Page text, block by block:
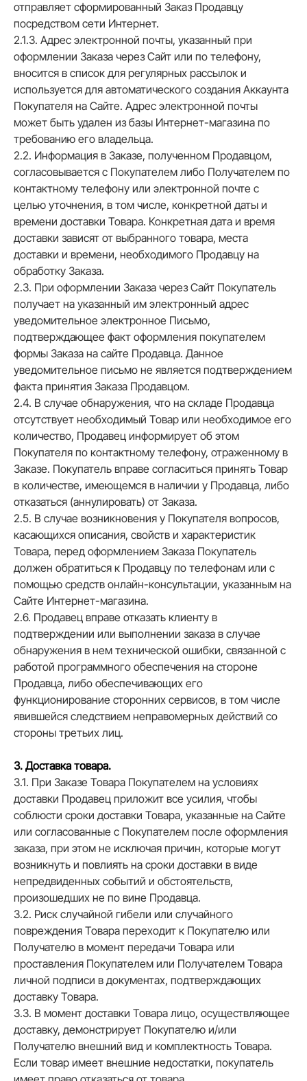
отправляет сформированный Заказ Продавцу
посредством сети Интернет.
2.1.3. Адрес электронной почты, указанный при
оформлении Заказа через Сайт или по телефону,
вносится в список для регулярных рассылок и
используется для автоматического создания Аккаунта
Покупателя на Сайте. Адрес электронной почты
может быть удален из базы Интернет-магазина по
требованию его владельца.
2.2. Информация в Заказе, полученном Продавцом,
согласовывается с Покупателем либо Получателем по
контактному телефону или электронной почте с
целью уточнения, в том числе, конкретной даты и
времени доставки Товара. Конкретная дата и время
доставки зависят от выбранного товара, места
доставки и времени, необходимого Продавцу на
обработку Заказа.
2.3. При оформлении Заказа через Сайт Покупатель
получает на указанный им электронный адрес
уведомительное электронное Письмо,
подтверждающее факт оформления покупателем
формы Заказа на сайте Продавца. Данное
уведомительное письмо не является подтверждением
факта принятия Заказа Продавцом.
2.4. В случае обнаружения, что на складе Продавца
отсутствует необходимый Товар или необходимое его
количество, Продавец информирует об этом
Покупателя по контактному телефону, отраженному в
Заказе. Покупатель вправе согласиться принять Товар
в количестве, имеющемся в наличии у Продавца, либо
отказаться (аннулировать) от Заказа.
2.5. В случае возникновения у Покупателя вопросов,
касающихся описания, свойств и характеристик
Товара, перед оформлением Заказа Покупатель
должен обратиться к Продавцу по телефонам или с
помощью средств онлайн-консультации, указанным на
Сайте Интернет-магазина.
2.6. Продавец вправе отказать клиенту в
подтверждении или выполнении заказа в случае
обнаружения в нем технической ошибки, связанной с
работой программного обеспечения на стороне
Продавца, либо обеспечивающих его
функционирование сторонних сервисов, в том числе
явившейся следствием неправомерных действий со
стороны третьих лиц.
3. Доставка товара.
3.1. При Заказе Товара Покупателем на условиях
доставки Продавец приложит все усилия, чтобы
соблюсти сроки доставки Товара, указанные на Сайте
или согласованные с Покупателем после оформления
заказа, при этом не исключая причин, которые могут
возникнуть и повлиять на сроки доставки в виде
непредвиденных событий и обстоятельств,
произошедших не по вине Продавца.
3.2. Риск случайной гибели или случайного
повреждения Товара переходит к Покупателю или
Получателю в момент передачи Товара или
проставления Покупателем или Получателем Товара
личной подписи в документах, подтверждающих
доставку Товара.
3.3. В момент доставки Товара лицо, осуществляющее
доставку, демонстрирует Покупателю и/или
Получателю внешний вид и комплектность Товара.
Если товар имеет внешние недостатки, покупатель